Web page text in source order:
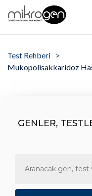
Test Rehberi
Mukopolisakkaridoz
GENLER,